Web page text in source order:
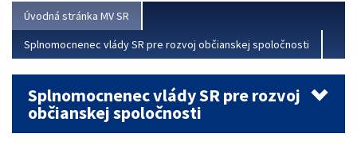
Úvodná stránka MV SR
Splnomocnenec vlády SR pre rozvoj občianskej spoločnosti
Splnomocnenec vlády SR pre rozvoj
občianskej spoločnosti